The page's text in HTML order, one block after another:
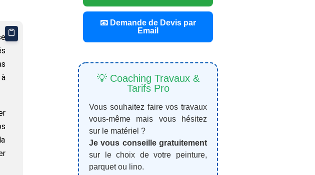
📧 Demande de Devis par
Email
💡 Coaching Travaux &
Tarifs Pro
Vous souhaitez faire vos travaux
vous-même mais vous hésitez
sur le matériel ?
Je vous conseille gratuitement
sur le choix de votre peinture,
parquet ou lino.